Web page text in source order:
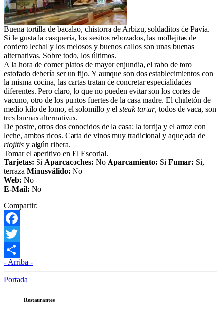
Buena tortilla de bacalao, chistorra de Arbizu, soldaditos de Pavía.
Si le gusta la casquería, los sesitos rebozados, las mollejitas de
cordero lechal y los melosos y buenos callos son unas buenas
alternativas. Sobre todo, los últimos.
A la hora de comer platos de mayor enjundia, el rabo de toro
estofado debería ser un fijo. Y aunque son dos establecimientos con
la misma cocina, las cartas tratan de concretar especialidades
diferentes. Pero claro, lo que no pueden evitar son los cortes de
vacuno, otro de los puntos fuertes de la casa madre. El chuletón de
medio kilo de lomo, el solomillo y el steak tartar, todos de vaca, son
tres buenas alternativas.
De postre, otros dos conocidos de la casa: la torrija y el arroz con
leche, ambos ricos. Carta de vinos muy tradicional y aquejada de
riojitis y algún ribera.
Tomar el aperitivo en El Escorial.
Tarjetas: Si Aparcacoches: No Aparcamiento: Si Fumar: Si,
terraza Minusválido: No
Web: No
E-Mail: No
Compartir:
Facebook
Twitter
Compartir
- Arriba -
Portada
Restaurantes